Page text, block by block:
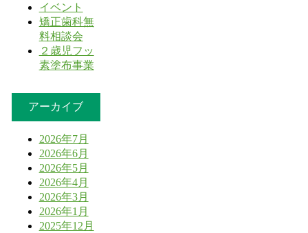
イベント
矯正歯科無
料相談会
２歳児フッ
素塗布事業
アーカイブ
2026年7月
2026年6月
2026年5月
2026年4月
2026年3月
2026年1月
2025年12月